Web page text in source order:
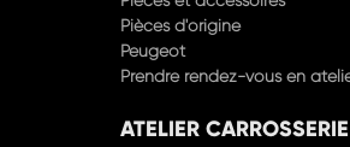
Peugeot
Prendre rendez-vous en atelier
Prendre rendez-vous en atelier